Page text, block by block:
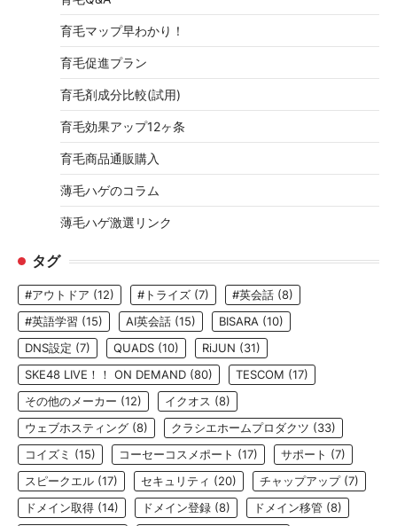
育毛マップ早わかり！
育毛促進プラン
育毛剤成分比較(試用)
育毛効果アップ12ヶ条
育毛商品通販購入
薄毛ハゲのコラム
薄毛ハゲ激選リンク
タグ
#アウトドア (12) #トライズ (7) #英会話 (8)
#英語学習 (15) AI英会話 (15) BISARA (10)
DNS設定 (7) QUADS (10) RiJUN (31)
SKE48 LIVE！！ ON DEMAND (80) TESCOM (17)
その他のメーカー (12) イクオス (8)
ウェブホスティング (8) クラシエホームプロダクツ (33)
コイズミ (15) コーセーコスメポート (17) サポート (7)
スピークエル (17) セキュリティ (20) チャップアップ(7)
ドメイン取得 (14) ドメイン登録 (8) ドメイン移管 (8)